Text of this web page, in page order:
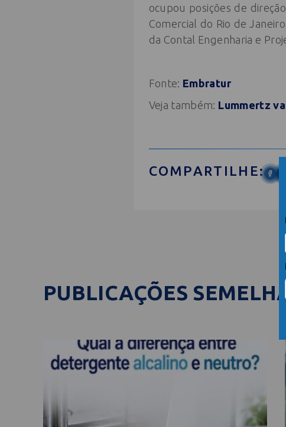
ocupou posições de
Comercial do Rio de
da Contal Engenharia e
Fonte: Embratur
Veja também: Lummertz
COMPARTILHE:
PUBLICAÇÕES